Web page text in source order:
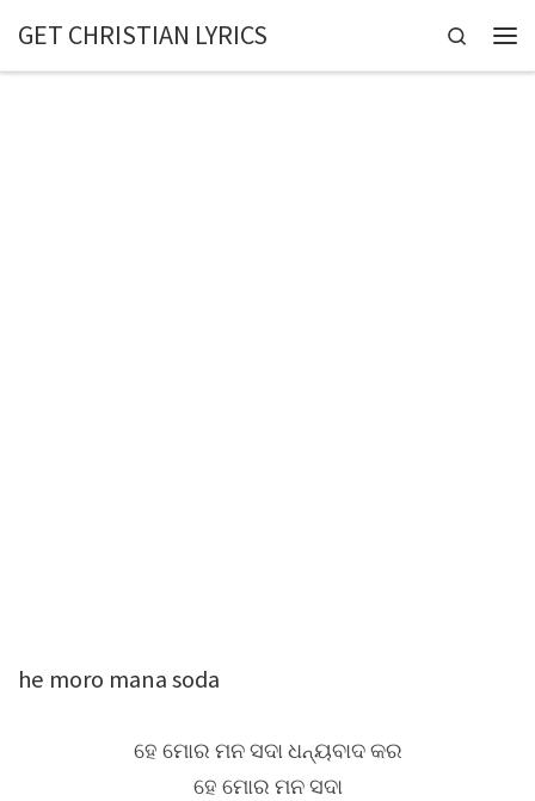
Skip to content
GET CHRISTIAN LYRICS Search
he moro mana soda
ହେ ମୋର ମନ ସଦା ଧନ୍ୟବାଦ କର
ହେ ମୋର ମନ ସଦା